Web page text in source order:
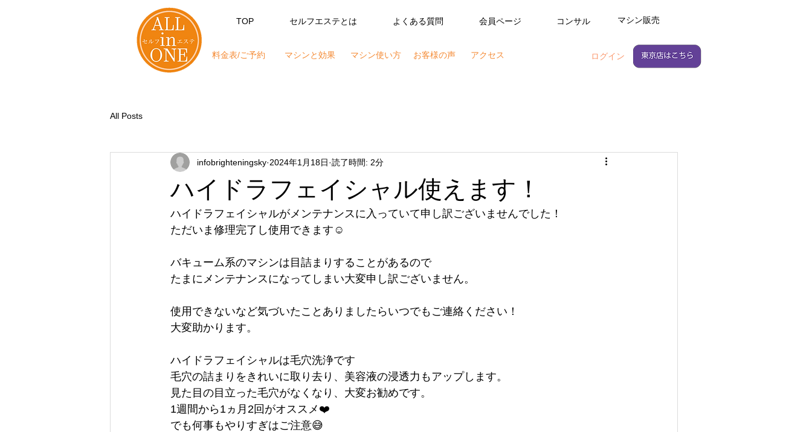
TOP セルフエステとは よくある質問 会員ページ コンサル マシン販売
料金表/ご予約 マシンと効果 マシン使い方 お客様の声 アクセス ログイン
All Posts
ハイドラフェイシャル使えます！
infobrighteningsky 2024年1月18日 読了時間: 2分
ハイドラフェイシャルがメンテナンスに入っていて申し訳ございませんでした！
ただいま修理完了し使用できます☺️
バキューム系のマシンは目詰まりすることがあるので
たまにメンテナンスになってしまい大変申し訳ございません。
使用できないなど気づいたことありましたらいつでもご連絡ください！
大変助かります。
ハイドラフェイシャルは毛穴洗浄です
毛穴の詰まりをきれいに取り去り、美容液の浸透力もアップします。
見た目の目立った毛穴がなくなり、大変お勧めです。
1週間から1ヵ月2回がオススメ❤️
でも何事もやりすぎはご注意😅